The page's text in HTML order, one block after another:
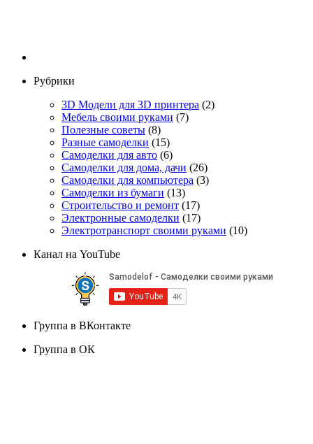
Рубрики
3D Модели для 3D принтера (2)
Мебель своими руками (7)
Полезные советы (8)
Разные самоделки (15)
Самоделки для авто (6)
Самоделки для дома, дачи (26)
Самоделки для компьютера (3)
Самоделки из бумаги (13)
Строительство и ремонт (17)
Электронные самоделки (17)
Электротранспорт своими руками (10)
Канал на YouTube
Группа в ВКонтакте
Группа в ОК